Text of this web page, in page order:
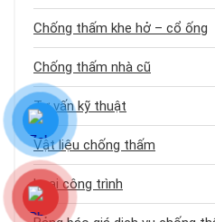
Chống thấm khe hở – cổ ống
Chống thấm nhà cũ
Tư vấn kỹ thuật
Vật liệu chống thấm
Loại công trình